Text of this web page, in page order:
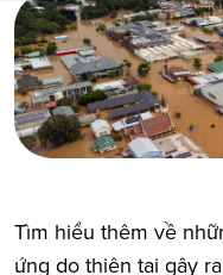
Tìm hiểu thêm về
ứng do thiên tai gây